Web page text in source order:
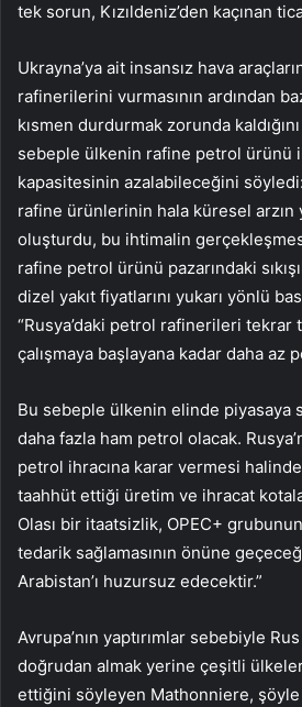
tek sorun, Kızıldeniz’den kaçınan
Ukrayna’ya ait insansız hava
rafinerilerini vurmasının ardından
kısmen durdurmak zorunda
sebeple ülkenin rafine petrol ürünü
kapasitesinin azalabileceğini
rafine ürünlerinin hala küresel arzın
oluşturdu, bu ihtimalin
rafine petrol ürünü pazarındaki
dizel yakıt fiyatlarını yukarı yönlü
“Rusya’daki petrol rafinerileri tekrar
çalışmaya başlayana kadar daha az
Bu sebeple ülkenin elinde piyasaya
daha fazla ham petrol olacak.
petrol ihracına karar vermesi
taahhüt ettiği üretim ve ihracat
Olası bir itaatsizlik, OPEC+
tedarik sağlamasının önüne
Arabistan’ı huzursuz edecektir.”
Avrupa’nın yaptırımlar sebebiyle Rus
doğrudan almak yerine çeşitli ülkeler
ettiğini söyleyen Mathonniere,